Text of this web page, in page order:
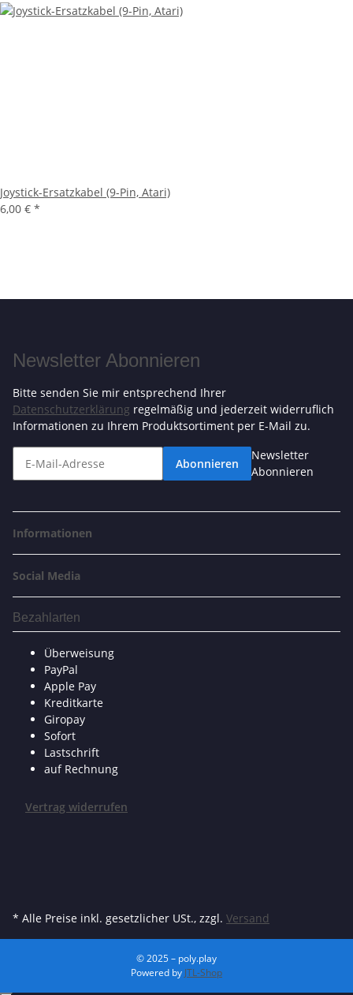
Joystick-Ersatzkabel (9-Pin, Atari)
6,00 € *
Newsletter Abonnieren
Bitte senden Sie mir entsprechend Ihrer
Datenschutzerklärung regelmäßig und jederzeit widerruflich
Informationen zu Ihrem Produktsortiment per E-Mail zu.
Abonnieren
Newsletter
Abonnieren
Informationen
Social Media
Bezahlarten
Überweisung
PayPal
Apple Pay
Kreditkarte
Giropay
Sofort
Lastschrift
auf Rechnung
Vertrag widerrufen
* Alle Preise inkl. gesetzlicher USt., zzgl. Versand
© 2025 – poly.play
Powered by JTL-Shop